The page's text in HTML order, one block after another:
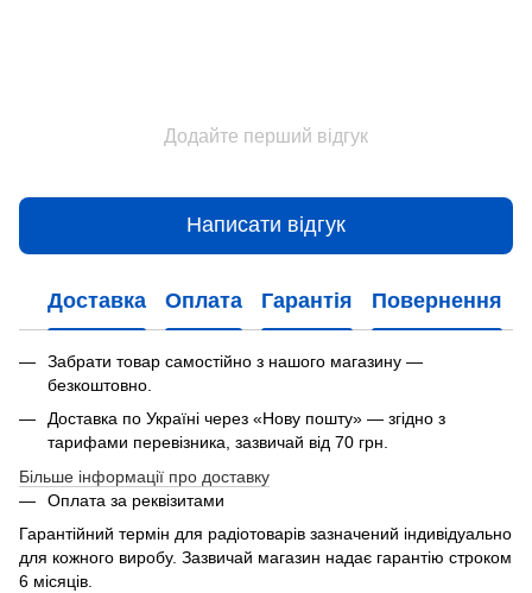
Додайте перший відгук
Написати відгук
Доставка Оплата Гарантія Повернення
Забрати товар самостійно з нашого магазину —
безкоштовно.
Доставка по Україні через «Нову пошту» — згідно з
тарифами перевізника, зазвичай від 70 грн.
Більше інформації про доставку
Оплата за реквізитами
Гарантійний термін для радіотоварів зазначений індивідуально
для кожного виробу. Зазвичай магазин надає гарантію строком
6 місяців.